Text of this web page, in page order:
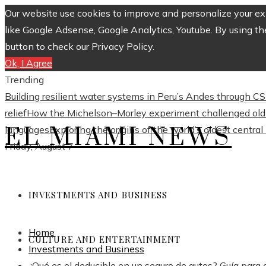
Our website use cookies to improve and personalize your
like Google Adsense, Google Analytics, Youtube. By using
button to check our Privacy Policy.
Ok, I Agree
Trending
Building resilient water systems in Peru’s Andes through
reliefHow the Michelson–Morley experiment challenged
languagesExploring the origins of the world’s oldest central
Friday, August 7
EL MIAMI NEWS
INVESTMENTS AND BUSINESS
CULTURE AND ENTERTAINMENT
Home
Investments and Business